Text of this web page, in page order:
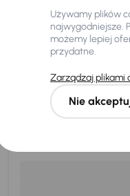
dla
oferty. Kupimy dla Ciebie
Używamy plików
najwygodniejsze.
możemy lepiej
przydatne.
Zarządzaj plikami
Nie